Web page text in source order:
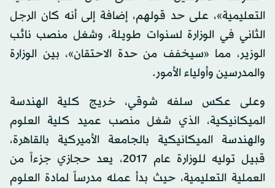
التعليمية»، على حد قولهم، إضافة إلى أنه كان الرجل
الثاني في الوزارة لسنوات طويلة، وشغل منصب نائب
الوزير، مما «سيخفف من حدة الاحتقان»، بين الوزارة
والمدرسين وأولياء الأمور.
وعلى عكس سلفه شوقي، خريج كلية الهندسة
الميكانيكية، الذي شغل منصب عميد كلية العلوم
والهندسة الميكانيكية بالجامعة الأميركية بالقاهرة،
قبيل توليه للوزارة عام 2017، يعد حجازي جزءاً من
العملية التعليمية، حيث بدأ عمله مدرساً لمادة العلوم